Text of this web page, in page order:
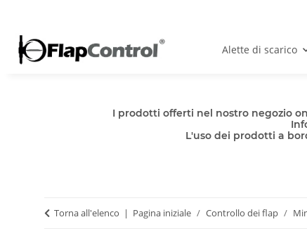
Alette di scarico
I prodotti offerti nel nostro negozio
L'uso dei prodotti a
Torna all'elenco Pagina iniziale Controllo dei flap